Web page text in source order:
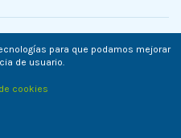
para que podamos mejorar
de usuario.
cookies